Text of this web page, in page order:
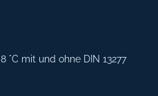
°C mit und ohne DIN 13277